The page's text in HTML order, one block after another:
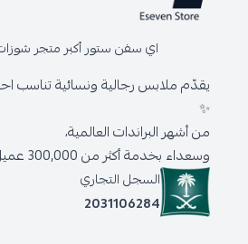
اي سفن ستور أكبر متجر
يقدّم ملابس رجالية ونسائية تناسب
✨
من أشهر البراندات العالمية،
وسعداء بخدمة أكثر من 300,000 عميل حول المملكة.
السجل التجاري
2031106284